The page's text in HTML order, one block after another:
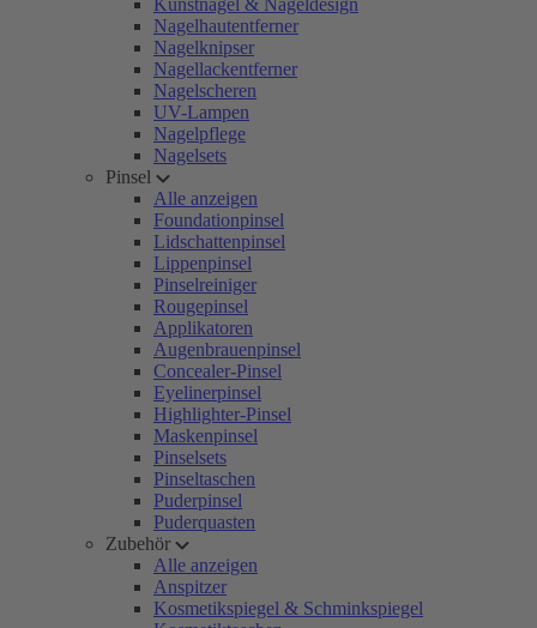
Kunstnägel & Nageldesign
Nagelhautentferner
Nagelknipser
Nagellackentferner
Nagelscheren
UV-Lampen
Nagelpflege
Nagelsets
Pinsel
Alle anzeigen
Foundationpinsel
Lidschattenpinsel
Lippenpinsel
Pinselreiniger
Rougepinsel
Applikatoren
Augenbrauenpinsel
Concealer-Pinsel
Eyelinerpinsel
Highlighter-Pinsel
Maskenpinsel
Pinselsets
Pinseltaschen
Puderpinsel
Puderquasten
Zubehör
Alle anzeigen
Anspitzer
Kosmetikspiegel & Schminkspiegel